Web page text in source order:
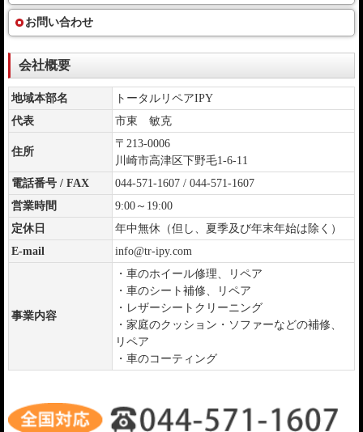
お問い合わせ
会社概要
地域本部名
トータルリペアIPY
代表
市東 敏克
住所
〒213-0006
川崎市高津区下野毛1-6-11
電話番号 / FAX
044-571-1607 / 044-571-1607
営業時間
9:00～19:00
定休日
年中無休（但し、夏季及び年末年始は除く）
E-mail
info@tr-ipy.com
事業内容
・車のホイール修理、リペア
・車のシート補修、リペア
・レザーシートクリーニング
・家庭のクッション・ソファーなどの補修、
リペア
・車のコーティング